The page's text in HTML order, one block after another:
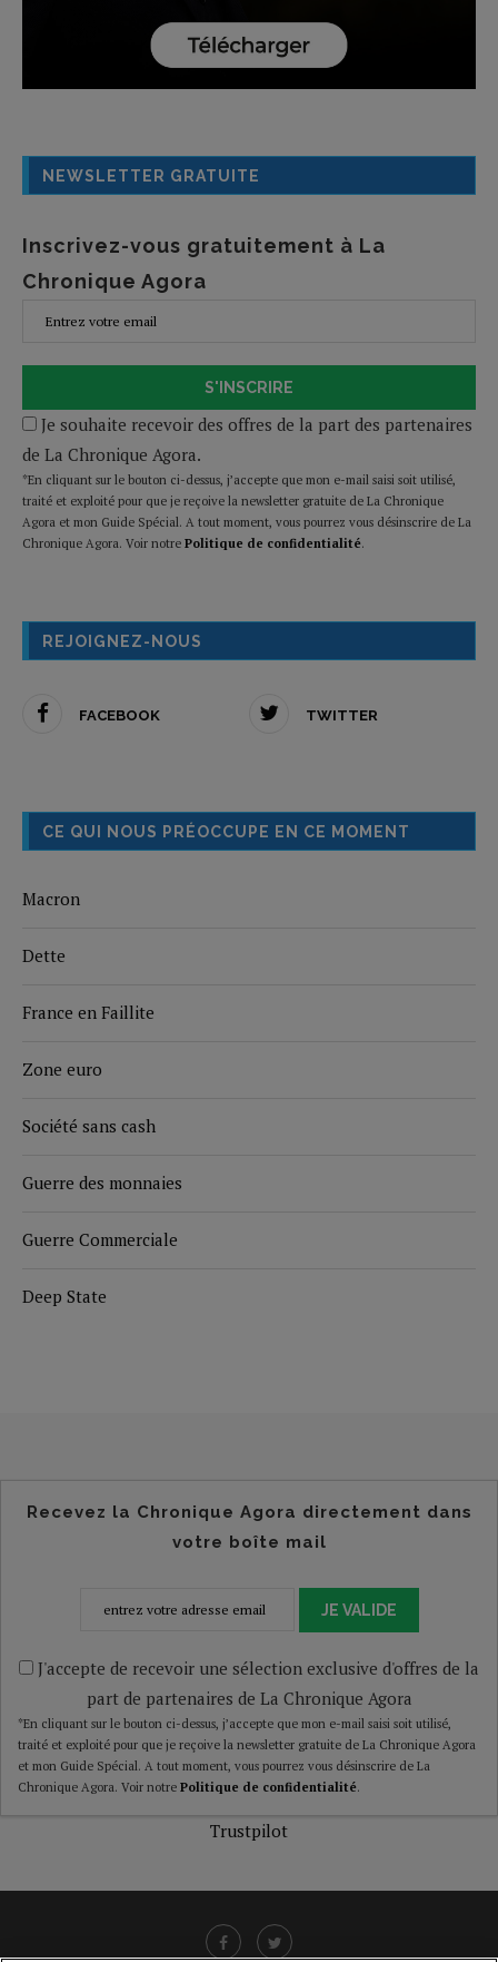
NEWSLETTER GRATUITE
Inscrivez-vous gratuitement à La
Chronique Agora
S'INSCRIRE
Je souhaite recevoir des offres de la part des partenaires
de La Chronique Agora.
*En cliquant sur le bouton ci-dessus, j’accepte que mon e-mail saisi soit utilisé,
traité et exploité pour que je reçoive la newsletter gratuite de La Chronique
Agora et mon Guide Spécial. A tout moment, vous pourrez vous désinscrire de La
Chronique Agora. Voir notre Politique de confidentialité.
REJOIGNEZ-NOUS
FACEBOOK TWITTER
CE QUI NOUS PRÉOCCUPE EN CE MOMENT
Macron
Dette
France en Faillite
Zone euro
Société sans cash
Guerre des monnaies
Guerre Commerciale
Deep State
Recevez la Chronique Agora directement dans
votre boîte mail
JE VALIDE
J'accepte de recevoir une sélection exclusive d'offres de la
part de partenaires de La Chronique Agora
*En cliquant sur le bouton ci-dessus, j’accepte que mon e-mail saisi soit utilisé,
traité et exploité pour que je reçoive la newsletter gratuite de La Chronique Agora
et mon Guide Spécial. A tout moment, vous pourrez vous désinscrire de La
Chronique Agora. Voir notre Politique de confidentialité.
Trustpilot